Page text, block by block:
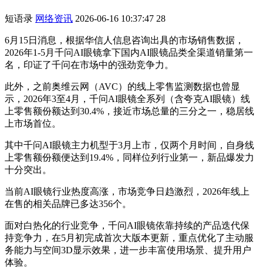
短语录 网络资讯 2026-06-16 10:37:47 28
6月15日消息，根据华信人信息咨询出具的市场销售数据，
2026年1-5月千问AI眼镜拿下国内AI眼镜品类全渠道销量第一
名，印证了千问在市场中的强劲竞争力。
此外，之前奥维云网（AVC）的线上零售监测数据也曾显
示，2026年3至4月，千问AI眼镜全系列（含夸克AI眼镜）线
上零售额份额达到30.4%，接近市场总量的三分之一，稳居线
上市场首位。
其中千问AI眼镜主力机型于3月上市，仅两个月时间，自身线
上零售额份额便达到19.4%，同样位列行业第一，新品爆发力
十分突出。
当前AI眼镜行业热度高涨，市场竞争日趋激烈，2026年线上
在售的相关品牌已多达356个。
面对白热化的行业竞争，千问AI眼镜依靠持续的产品迭代保
持竞争力，在5月初完成首次大版本更新，重点优化了主动服
务能力与空间3D显示效果，进一步丰富使用场景、提升用户
体验。